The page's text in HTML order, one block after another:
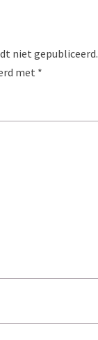
niet gepubliceerd.
met *